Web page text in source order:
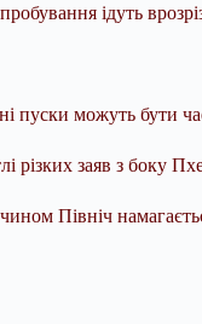
ідуть
пуски можуть бути
різких заяв з
Північ